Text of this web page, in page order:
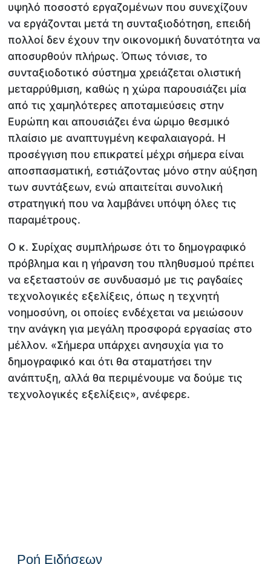
υψηλό ποσοστό εργαζομένων που συνεχίζουν
να εργάζονται μετά τη συνταξιοδότηση, επειδή
πολλοί δεν έχουν την οικονομική δυνατότητα να
αποσυρθούν πλήρως. Όπως τόνισε, το
συνταξιοδοτικό σύστημα χρειάζεται ολιστική
μεταρρύθμιση, καθώς η χώρα παρουσιάζει μία
από τις χαμηλότερες αποταμιεύσεις στην
Ευρώπη και απουσιάζει ένα ώριμο θεσμικό
πλαίσιο με αναπτυγμένη κεφαλαιαγορά. Η
προσέγγιση που επικρατεί μέχρι σήμερα είναι
αποσπασματική, εστιάζοντας μόνο στην αύξηση
των συντάξεων, ενώ απαιτείται συνολική
στρατηγική που να λαμβάνει υπόψη όλες τις
παραμέτρους.
Ο κ. Συρίχας συμπλήρωσε ότι το δημογραφικό
πρόβλημα και η γήρανση του πληθυσμού πρέπει
να εξεταστούν σε συνδυασμό με τις ραγδαίες
τεχνολογικές εξελίξεις, όπως η τεχνητή
νοημοσύνη, οι οποίες ενδέχεται να μειώσουν
την ανάγκη για μεγάλη προσφορά εργασίας στο
μέλλον. «Σήμερα υπάρχει ανησυχία για το
δημογραφικό και ότι θα σταματήσει την
ανάπτυξη, αλλά θα περιμένουμε να δούμε τις
τεχνολογικές εξελίξεις», ανέφερε.
Ροή Ειδήσεων